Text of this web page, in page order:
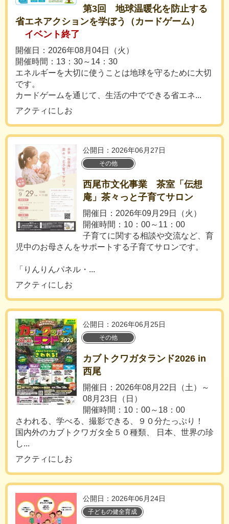
第3回 地球温暖化を防止する
省エネアクションを学ぼう（カードゲーム）
イベント終了
開催日：2026年08月04日（火）
開催時間：13：30～14：30
エネルギーを大切に使うことは地球を守るために大切
です。
カードゲームを通じて、生活の中でできる省エネ...
アクティにしお
公開日：2026年06月27日
その他
西尾市文化事業 茶室「伝想
庵」茶々っと子育てサロン
開催日：2026年09月29日（火）
開催時間：10：00～11：00
子育てに関する相談や交流など、育
児中のお母さんをサポートする子育てサロンです。
「りんりんパネル・...
アクティにしお
公開日：2026年06月25日
その他
カブトクワガタランド2026 in
西尾
開催日：2026年08月22日（土）～
08月23日（日）
開催時間：10：00～18：00
さわれる、学べる、撮影できる、９０分たっぷり！
国内外のカブトクワガタ全５０種類、 日本、世界の珍
し...
アクティにしお
公開日：2026年06月24日
子どもの健全育成